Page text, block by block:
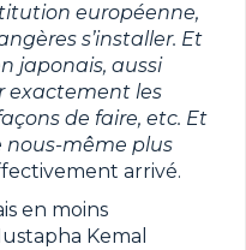
européenne,
s’installer. Et
japonais, aussi
exactement les
de faire, etc. Et
nous-même plus
arrivé.
en moins
Kemal